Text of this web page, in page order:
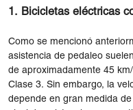
1. Bicicletas eléctricas
Como se mencionó
asistencia de pedaleo
de aproximadamente 45
Clase 3. Sin embargo, la
depende en gran medida